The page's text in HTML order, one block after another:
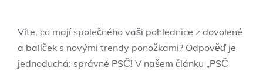
Víte, co mají společného vaši pohlednice z dovolené
a balíček s novými trendy ponožkami? Odpověď je
jednoduchá: správné PSČ! V našem článku „PSČ